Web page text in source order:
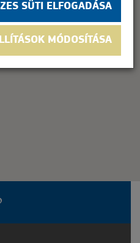
SÜTI ELFOGADÁSA
MÓDOSÍTÁSA